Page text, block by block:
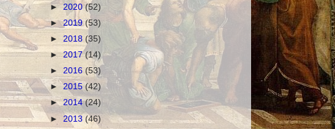
►2020(52)
►2019(53)
► 2018 (35)
►2017(14)
► 2016 (53)
► 2015 (42)
►2014(24)
► 2013 (46)